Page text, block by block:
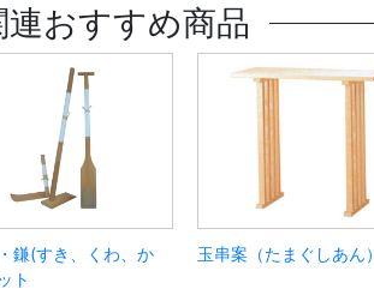
連おすすめ商品
鎌(すき、くわ、か
ト
玉串案（たまぐしあん）